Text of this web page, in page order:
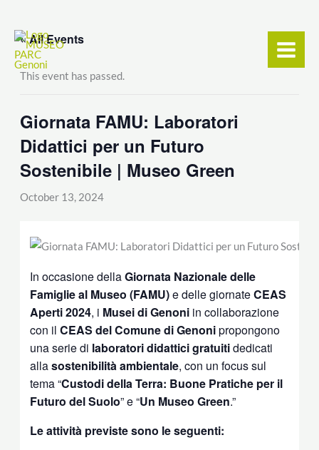
content
« All Events
This event has passed.
Giornata FAMU: Laboratori
Didattici per un Futuro
Sostenibile | Museo Green
October 13, 2024
In occasione dellaGiornata Nazionale delle
Famiglie al Museo (FAMU)e delle giornateCEAS
Aperti 2024, i Musei di Genoni in collaborazione
con ilCEAS del Comune di Genonipropongono
una serie di laboratori didattici gratuitidedicati
allasostenibilità ambientale, con un focus sul
tema “Custodi della Terra: Buone Pratiche per il
Futuro del Suolo” e “Un Museo Green.”
Le attività previste sono le seguenti: